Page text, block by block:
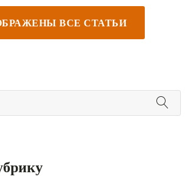
ВСЕ СТАТЬИ